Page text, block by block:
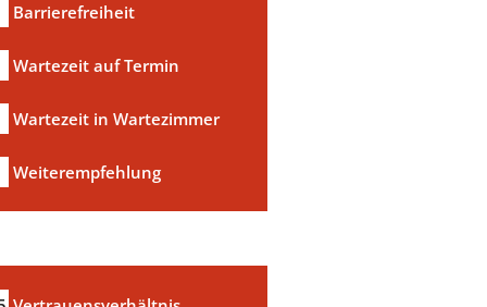
Barrierefreiheit
Wartezeit auf Termin
Wartezeit in Wartezimmer
Weiterempfehlung